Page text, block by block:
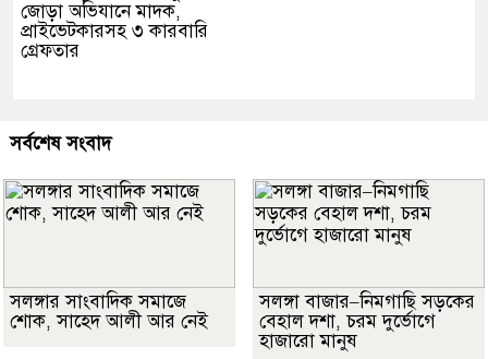
জোড়া অভিযানে মাদক,
প্রাইভেটকারসহ ৩ কারবারি
গ্রেফতার
সর্বশেষ সংবাদ
সলঙ্গার সাংবাদিক সমাজে
শোক, সাহেদ আলী আর নেই
সলঙ্গা বাজার–নিমগাছি সড়কের
বেহাল দশা, চরম দুর্ভোগে
হাজারো মানুষ